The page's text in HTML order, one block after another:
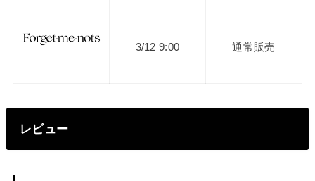
3/12 9:00 通常販売
レビュー